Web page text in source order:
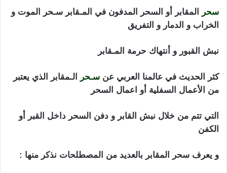
سحر
المقابر أو السحر المدفون في المـقابر سـحر الموت و
الخراب و الدمار و التفريق
نبش القبور و أنتهاك حرمة المـقابر
كثر الحديث في عالمنا العربي عن سـحر
الـمقابر الذي يعتبر
من الأعمال السفلية أو اعمال السحر
التي تتم من خلال نبش القابر و دفن السحر داخل القبر أو
الكفن
و يعرف سحر المقابر بالعديد من المصطلحات نذكر منها :